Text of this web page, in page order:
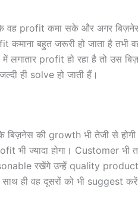
वह profit कमा सके और अगर
बहुत जरूरी हो जाता है तभी
profit हो रहा है तो उस
ही solve हो जाती हैं।
की growth भी तेजी से होगी
भी ज्यादा होगा। Customer भी
रखेंगे उन्हें quality
ही वह दूसरों को भी suggest